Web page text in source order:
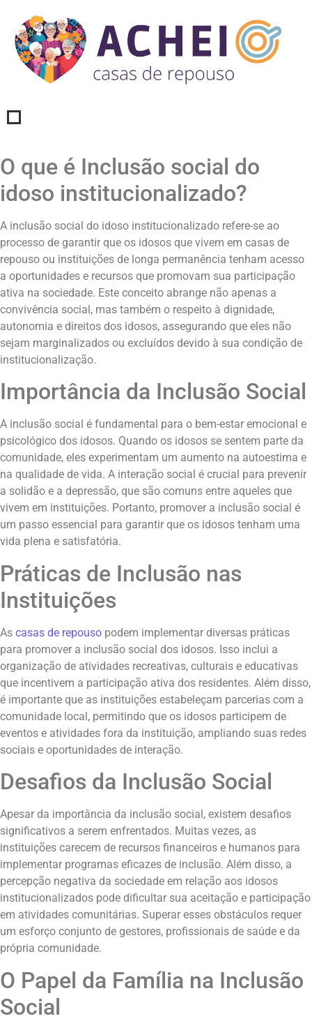
O que é Inclusão social do
idoso institucionalizado?
A inclusão social do idoso institucionalizado refere-se ao
processo de garantir que os idosos que vivem em casas de
repouso ou instituições de longa permanência tenham acesso
a oportunidades e recursos que promovam sua participação
ativa na sociedade. Este conceito abrange não apenas a
convivência social, mas também o respeito à dignidade,
autonomia e direitos dos idosos, assegurando que eles não
sejam marginalizados ou excluídos devido à sua condição de
institucionalização.
Importância da Inclusão Social
A inclusão social é fundamental para o bem-estar emocional e
psicológico dos idosos. Quando os idosos se sentem parte da
comunidade, eles experimentam um aumento na autoestima e
na qualidade de vida. A interação social é crucial para prevenir
a solidão e a depressão, que são comuns entre aqueles que
vivem em instituições. Portanto, promover a inclusão social é
um passo essencial para garantir que os idosos tenham uma
vida plena e satisfatória.
Práticas de Inclusão nas
Instituições
As casas de repouso podem implementar diversas práticas
para promover a inclusão social dos idosos. Isso inclui a
organização de atividades recreativas, culturais e educativas
que incentivem a participação ativa dos residentes. Além disso,
é importante que as instituições estabeleçam parcerias com a
comunidade local, permitindo que os idosos participem de
eventos e atividades fora da instituição, ampliando suas redes
sociais e oportunidades de interação.
Desafios da Inclusão Social
Apesar da importância da inclusão social, existem desafios
significativos a serem enfrentados. Muitas vezes, as
instituições carecem de recursos financeiros e humanos para
implementar programas eficazes de inclusão. Além disso, a
percepção negativa da sociedade em relação aos idosos
institucionalizados pode dificultar sua aceitação e participação
em atividades comunitárias. Superar esses obstáculos requer
um esforço conjunto de gestores, profissionais de saúde e da
própria comunidade.
O Papel da Família na Inclusão
Social